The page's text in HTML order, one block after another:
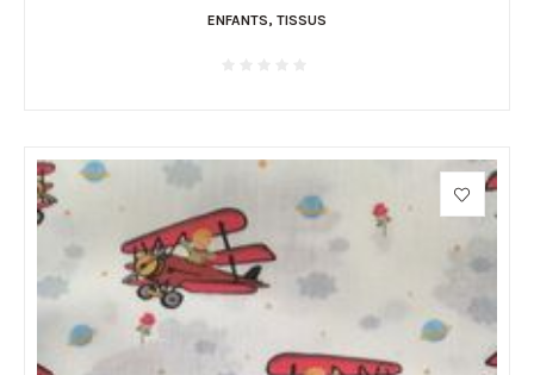
ENFANTS, TISSUS